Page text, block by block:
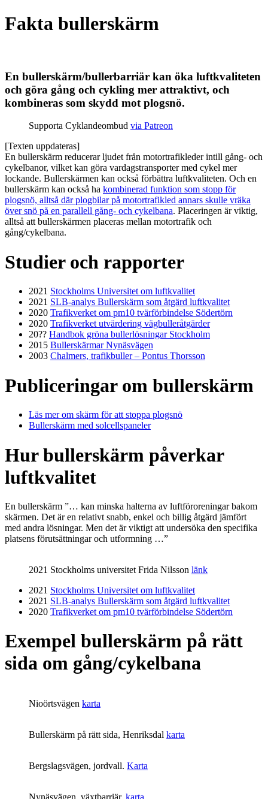
Fakta bullerskärm
En bullerskärm/bullerbarriär kan öka luftkvaliteten
och göra gång och cykling mer attraktivt, och
kombineras som skydd mot plogsnö.
Supporta Cyklandeombud via Patreon
[Texten uppdateras]
En bullerskärm reducerar ljudet från motortrafikleder intill gång- och
cykelbanor, vilket kan göra vardagstransporter med cykel mer
lockande. Bullerskärmen kan också förbättra luftkvaliteten. Och en
bullerskärm kan också ha kombinerad funktion som stopp för
plogsnö, alltså där plogbilar på motortrafikled annars skulle vräka
över snö på en parallell gång- och cykelbana. Placeringen är viktig,
alltså att bullerskärmen placeras mellan motortrafik och
gång/cykelbana.
Studier och rapporter
2021 Stockholms Universitet om luftkvalitet
2021 SLB-analys Bullerskärm som åtgärd luftkvalitet
2020 Trafikverket om pm10 tvärförbindelse Södertörn
2020 Trafikverket utvärdering vägbulleråtgärder
20?? Handbok gröna bullerlösningar Stockholm
2015 Bullerskärmar Nynäsvägen
2003 Chalmers, trafikbuller – Pontus Thorsson
Publiceringar om bullerskärm
Läs mer om skärm för att stoppa plogsnö
Bullerskärm med solcellspaneler
Hur bullerskärm påverkar
luftkvalitet
En bullerskärm ”… kan minska halterna av luftföroreningar bakom
skärmen. Det är en relativt snabb, enkel och billig åtgärd jämfört
med andra lösningar. Men det är viktigt att undersöka den specifika
platsens förutsättningar och utformning …”
2021 Stockholms universitet Frida Nilsson länk
2021 Stockholms Universitet om luftkvalitet
2021 SLB-analys Bullerskärm som åtgärd luftkvalitet
2020 Trafikverket om pm10 tvärförbindelse Södertörn
Exempel bullerskärm på rätt
sida om gång/cykelbana
Nioörtsvägen karta
Bullerskärm på rätt sida, Henriksdal karta
Bergslagsvägen, jordvall. Karta
Nynäsvägen, växtbarriär. karta